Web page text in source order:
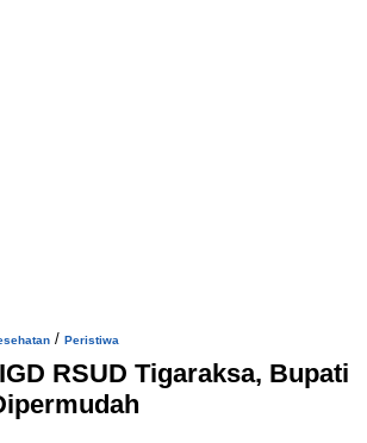
/ Peristiwa
RSUD Tigaraksa, Bupati